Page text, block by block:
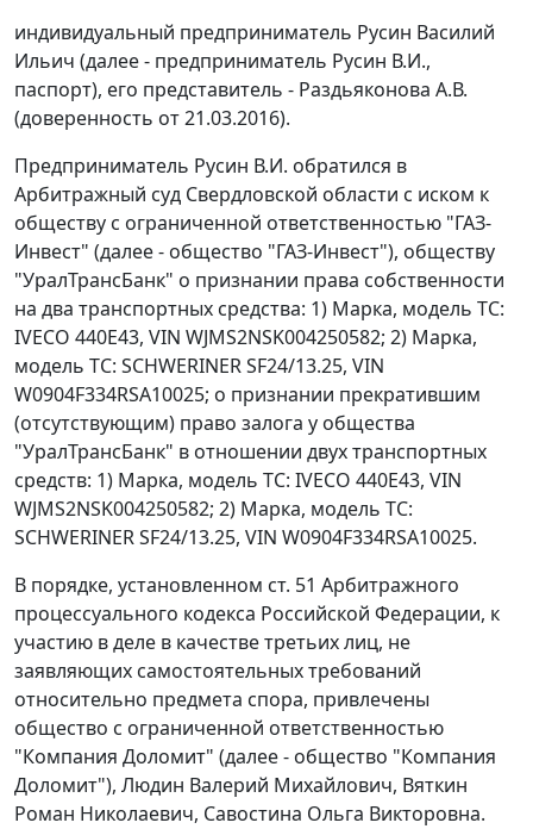
индивидуальный предприниматель Русин Василий
Ильич (далее - предприниматель Русин В.И.,
паспорт), его представитель - Раздьяконова А.В.
(доверенность от 21.03.2016).
Предприниматель Русин В.И. обратился в
Арбитражный суд Свердловской области с иском к
обществу с ограниченной ответственностью "ГАЗ-
Инвест" (далее - общество "ГАЗ-Инвест"), обществу
"УралТрансБанк" о признании права собственности
на два транспортных средства: 1) Марка, модель ТС:
IVECO 440Е43, VIN WJMS2NSK004250582; 2) Марка,
модель ТС: SCHWERINER SF24/13.25, VIN
W0904F334RSA10025; о признании прекратившим
(отсутствующим) право залога у общества
"УралТрансБанк" в отношении двух транспортных
средств: 1) Марка, модель ТС: IVECO 440Е43, VIN
WJMS2NSK004250582; 2) Марка, модель ТС:
SCHWERINER SF24/13.25, VIN W0904F334RSA10025.
В порядке, установленном ст. 51 Арбитражного
процессуального кодекса Российской Федерации, к
участию в деле в качестве третьих лиц, не
заявляющих самостоятельных требований
относительно предмета спора, привлечены
общество с ограниченной ответственностью
"Компания Доломит" (далее - общество "Компания
Доломит"), Людин Валерий Михайлович, Вяткин
Роман Николаевич, Савостина Ольга Викторовна.